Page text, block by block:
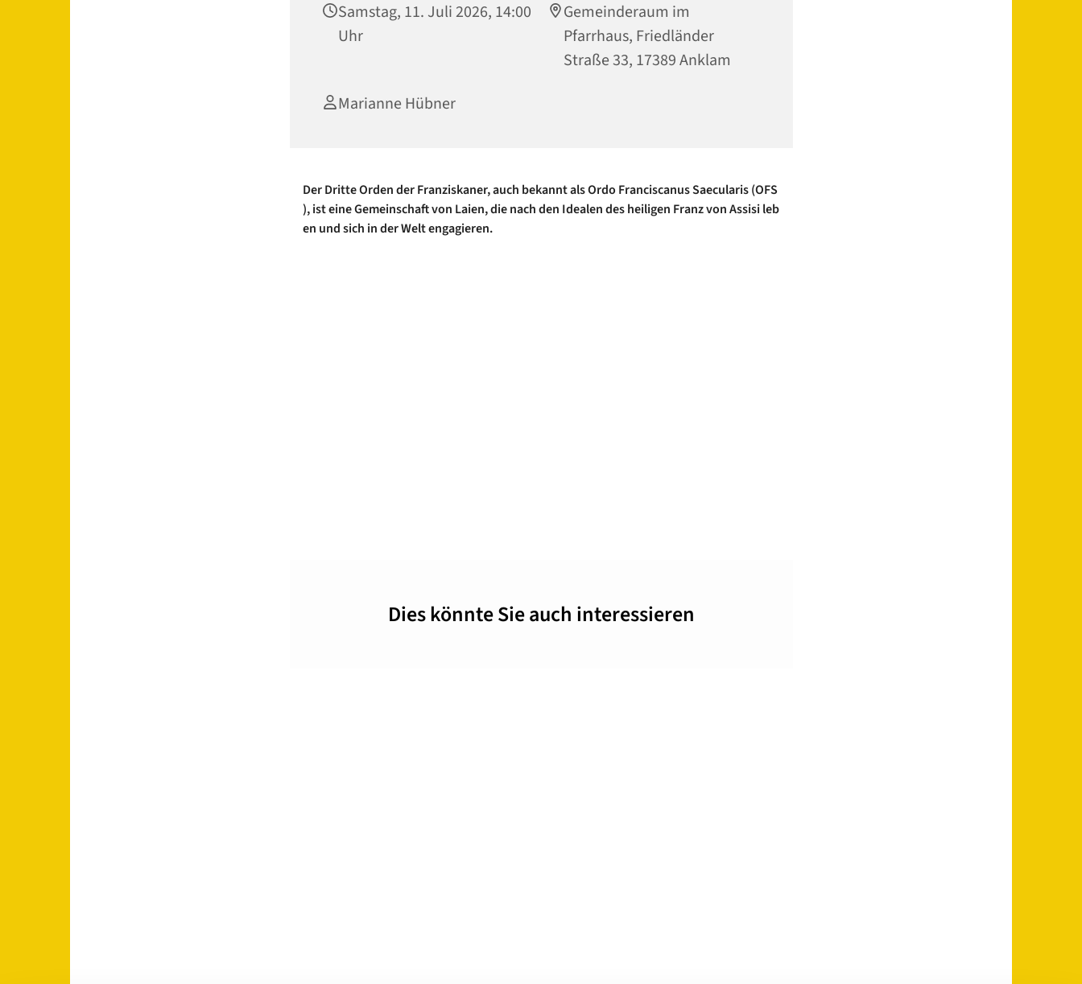
Samstag, 11. Juli 2026, 14:00
Uhr
Gemeinderaum im
Pfarrhaus, Friedländer
Straße 33, 17389 Anklam
Marianne Hübner
DerDritteOrdenderFranziskaner,auch bekanntalsOrdo FranciscanusSaecularis(OFS
),isteineGemeinschaftvon Laien,dienachden Idealendesheiligen FranzvonAssisileb
en undsich inderWeltengagieren.
Dies könnte Sie auch interessieren